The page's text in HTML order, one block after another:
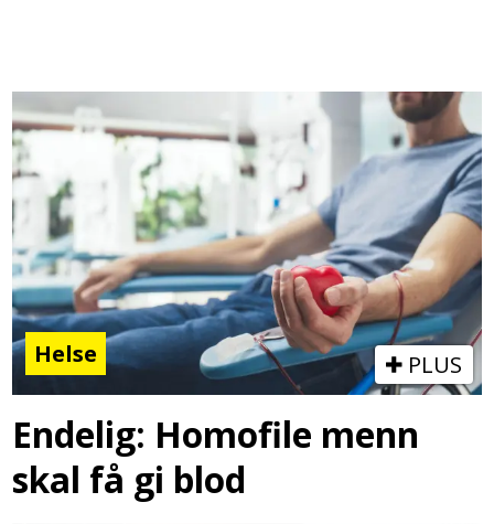
Helse PLUS
Endelig: Homofile menn
skal få gi blod